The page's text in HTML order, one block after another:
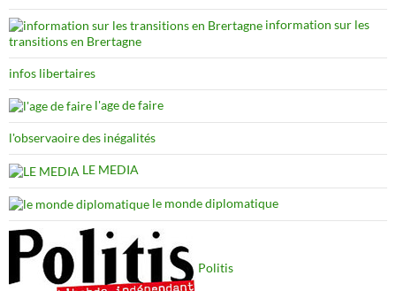
information sur les
transitions en Brertagne
infos libertaires
l'age de faire
l'observaoire des inégalités
LE MEDIA
le monde diplomatique
Politis